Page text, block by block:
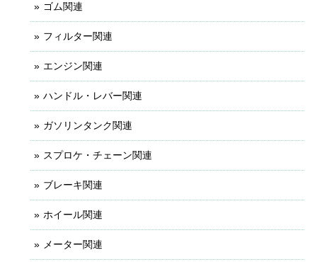
ゴム関連
フィルター関連
エンジン関連
ハンドル・レバー関連
ガソリンタンク関連
スプロケ・チェーン関連
ブレーキ関連
ホイール関連
メーター関連